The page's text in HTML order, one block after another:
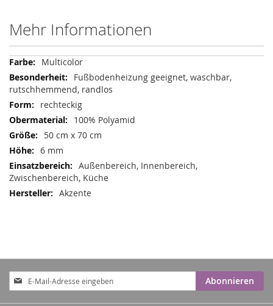
Mehr Informationen
Mehr
Informationen
Multicolor
Fußbodenheizung geeignet, waschbar,
rutschhemmend, randlos
rechteckig
100% Polyamid
50 cm x 70 cm
6 mm
Außenbereich, Innenbereich,
Zwischenbereich, Küche
Akzente
Anmeldung
zum
Newsletter:
Abonnieren